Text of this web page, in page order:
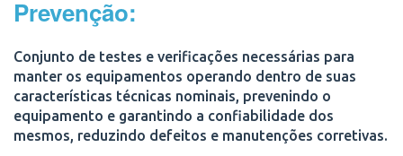
Prevenção:
Conjunto de testes e verificações necessárias para
manter os equipamentos operando dentro de suas
características técnicas nominais, prevenindo o
equipamento e garantindo a confiabilidade dos
mesmos, reduzindo defeitos e manutenções corretivas.